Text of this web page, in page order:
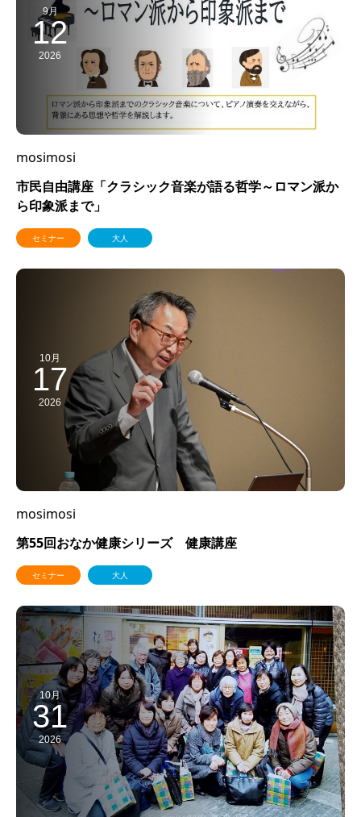
9月
12
2026
mosimosi
市民自由講座「クラシック音楽が語る哲学～ロマン派か
ら印象派まで」
セミナー 大人
10月
17
2026
mosimosi
第55回おなか健康シリーズ 健康講座
セミナー 大人
10月
31
2026